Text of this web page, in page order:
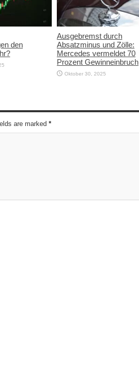
den
Ausgebremst durch
Absatzminus und Zölle:
Mercedes vermeldet 70
Prozent Gewinneinbruch
Oktober 30, 2025
are marked *